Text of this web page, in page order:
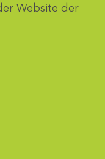
Website der
auswählen